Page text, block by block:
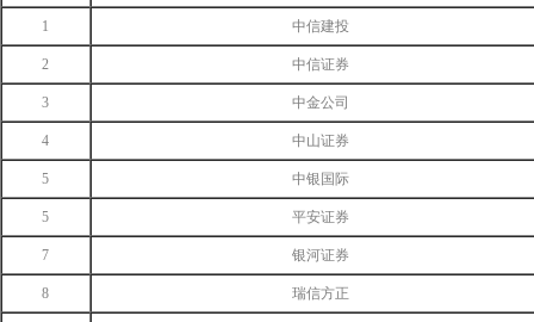
1 中信建投
2 中信证券
3 中金公司
4 中山证券
5 中银国际
5 平安证券
7 银河证券
8 瑞信方正